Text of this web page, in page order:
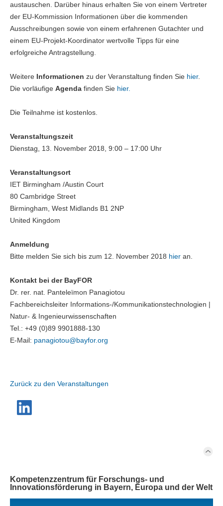
austauschen. Darüber hinaus erhalten Sie von einem Vertreter
der EU-Kommission Informationen über die kommenden
Ausschreibungen sowie von einem erfahrenen Gutachter und
einem EU-Projekt-Koordinator wertvolle Tipps für eine
erfolgreiche Antragstellung.
Weitere Informationen zu der Veranstaltung finden Sie hier.
Die vorläufige Agenda finden Sie hier.
Die Teilnahme ist kostenlos.
Veranstaltungszeit
Dienstag, 13. November 2018, 9:00 – 17:00 Uhr
Veranstaltungsort
IET Birmingham /Austin Court
80 Cambridge Street
Birmingham, West Midlands B1 2NP
United Kingdom
Anmeldung
Bitte melden Sie sich bis zum 12. November 2018 hier an.
Kontakt bei der BayFOR
Dr. rer. nat. Panteleïmon Panagiotou
Fachbereichsleiter Informations-/Kommunikationstechnologien |
Natur- & Ingenieurwissenschaften
Tel.: +49 (0)89 9901888-130
E-Mail: panagiotou@bayfor.org
Zurück zu den Veranstaltungen
Kompetenzzentrum für Forschungs- und
Innovationsförderung in Bayern, Europa und der Welt